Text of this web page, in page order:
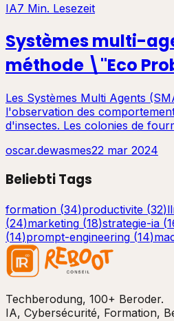
IA7 Min. Lesezeit
Systèmes multi-
méthode \"Eco
Les Systèmes Multi Agents
l'observation des
d'insectes. Les colonies de
oscar.dewasmes22 mar 2024
Beliebti Tags
formation (34)productivite (32)
(24)marketing (18)strategie-ia (
(14)prompt-engineering (14)
Techberodung, 100+ Beroder.
IA, Cybersécurité, Formation,